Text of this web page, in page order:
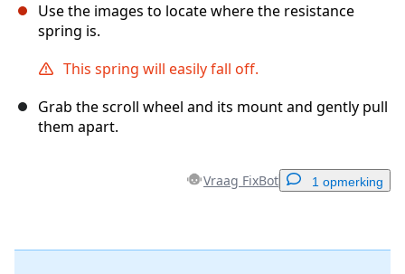
Use the images to locate where the resistance
spring is.
This spring will easily fall off.
Grab the scroll wheel and its mount and gently pull
them apart.
Vraag FixBot 1 opmerking